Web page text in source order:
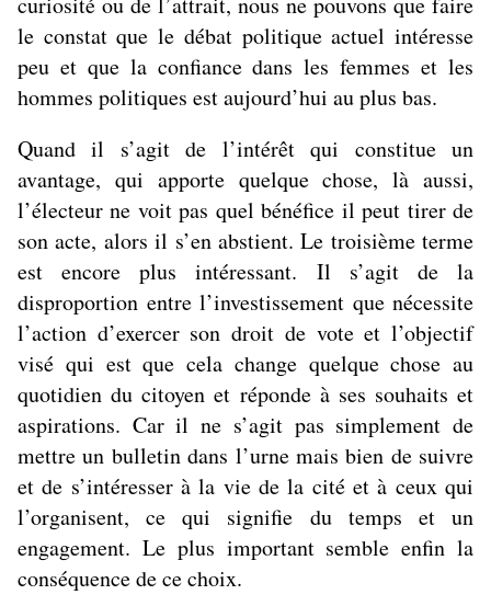
le constat que le débat politique actuel intéresse
peu et que la confiance dans les femmes et les
hommes politiques est aujourd’hui au plus bas.
Quand il s’agit de l’intérêt qui constitue un
avantage, qui apporte quelque chose, là aussi,
l’électeur ne voit pas quel bénéfice il peut tirer de
son acte, alors il s’en abstient. Le troisième terme
est encore plus intéressant. Il s’agit de la
disproportion entre l’investissement que nécessite
l’action d’exercer son droit de vote et l’objectif
visé qui est que cela change quelque chose au
quotidien du citoyen et réponde à ses souhaits et
aspirations. Car il ne s’agit pas simplement de
mettre un bulletin dans l’urne mais bien de suivre
et de s’intéresser à la vie de la cité et à ceux qui
l’organisent, ce qui signifie du temps et un
engagement. Le plus important semble enfin la
conséquence de ce choix.